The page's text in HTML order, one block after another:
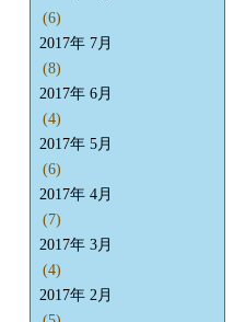
(6)
2017年 7月
(8)
2017年 6月
(4)
2017年 5月
(6)
2017年 4月
(7)
2017年 3月
(4)
2017年 2月